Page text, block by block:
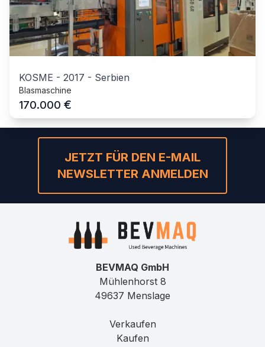
KOSME - 2017 - Serbien
Blasmaschine
170.000 €
JETZT FÜR DEN E-MAIL
NEWSLETTER ANMELDEN
BEVMAQ GmbH
Mühlenhorst 8
49637 Menslage
Verkaufen
Kaufen